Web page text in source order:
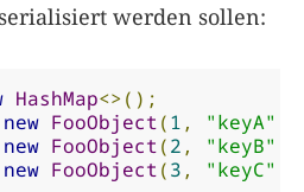
werden sollen:
HashMap<>();
new FooObject(1 , "keyA"
new FooObject(2 , "keyB"
new FooObject(3 , "keyC"